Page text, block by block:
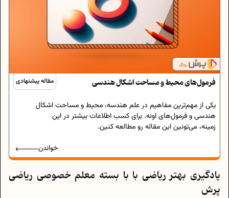
مقاله پیشنهادی فرمول‌های محیط و مساحت اشکال هندسی
یکی از مهم‌ترین مفاهیم در علم هندسه، محیط و مساحت اشکال
هندسی و فرمول‌های اونه. برای کسب اطلاعات بیشتر در این
زمینه، می‌تونین این مقاله رو مطالعه کنین.
خواندن
یادگیری بهتر ریاضی با با بسته معلم خصوصی ریاضی
پرش